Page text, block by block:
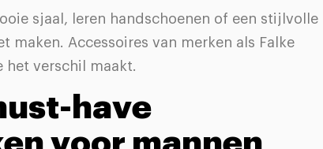
sjaal, leren handschoenen of een stijlvolle
maken. Accessoires van merken als Falke
het verschil maakt.
have